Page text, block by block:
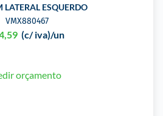
LATERAL ESQUERDO
VMX880467
(c/ iva)/un
orçamento